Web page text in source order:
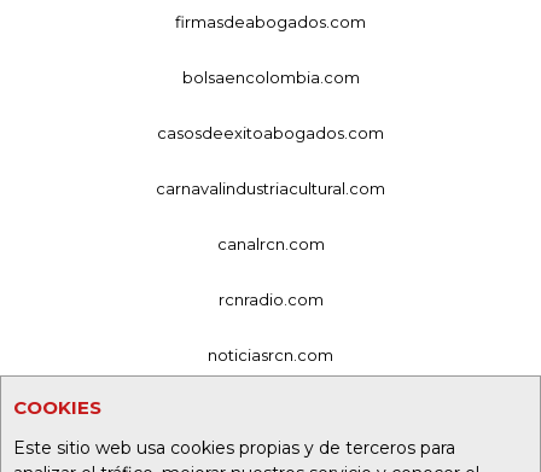
COOKIES
Este sitio web usa cookies propias y de terceros para
firmasdeabogados.com
bolsaencolombia.com
casosdeexitoabogados.com
carnavalindustriacultural.com
canalrcn.com
rcnradio.com
noticiasrcn.com
alerta.com.co